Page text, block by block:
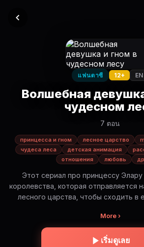
แฟนตาซี 12+ EN
Волшебная
чудесном
7 ตอน
принцесса и гном лесное царство
чудеса леса
детская анимация
отношения
любовь
Этот сериал про принцессу Элару
королевства, которая отправляется
лесного царства, чтобы сходить в
More ›
เริ่มดูเลย